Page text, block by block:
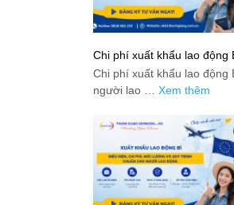
Chi phí xuất khẩu lao động
bao nhiêu tiền để đi?
Chi phí xuất khẩu lao động
người lao … Xem thêm